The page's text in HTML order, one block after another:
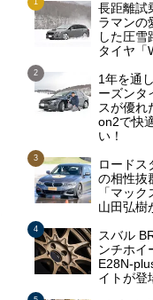
長距離試
ラマンの
した圧雪
タイヤ「
1年を通
ーズンタ
スが優れ
on2で快
い！
ロードス
の相性抜
「マッ
山田弘樹
スバル
ンチホイ
E28N-
イトが登